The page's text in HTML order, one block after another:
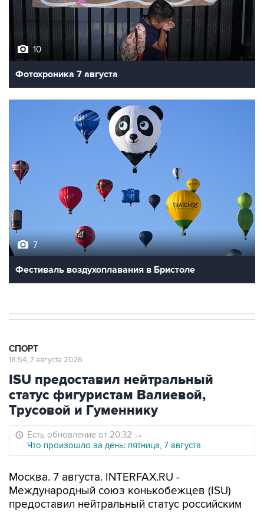
10
Фотохроника 7 августа
7
Фестиваль воздухоплавания в Бристоле
СПОРТ
18:54, 7 августа 2026
ISU предоставил нейтральный
статус фигуристам Валиевой,
Трусовой и Гуменнику
Есть обновление от 20:32 →
Что произошло за день: пятница, 7 августа
Москва. 7 августа. INTERFAX.RU -
Международный союз конькобежцев (ISU)
предоставил нейтральный статус российским